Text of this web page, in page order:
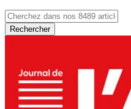
Rechercher